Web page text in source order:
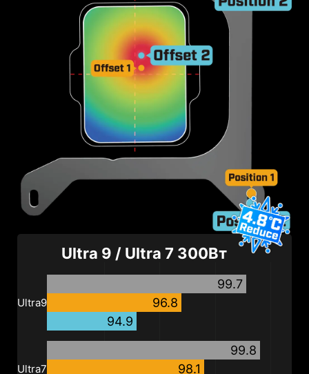
Ultra 9 / Ultra 7 300Вт
Ultra9
99.7
96.8
94.9
Ultra7
99.8
98.1